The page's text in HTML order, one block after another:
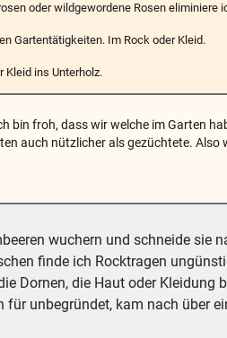
oder wildgewordene Rosen
Gartentätigkeiten. Im Rock oder Kleid.
Kleid ins Unterholz.
froh, dass wir welche im Garten
auch nützlicher als gezüchtete. Also
wuchern und schneide sie
finde ich Rocktragen
Dornen, die Haut oder Kleidung
unbegründet, kam nach über